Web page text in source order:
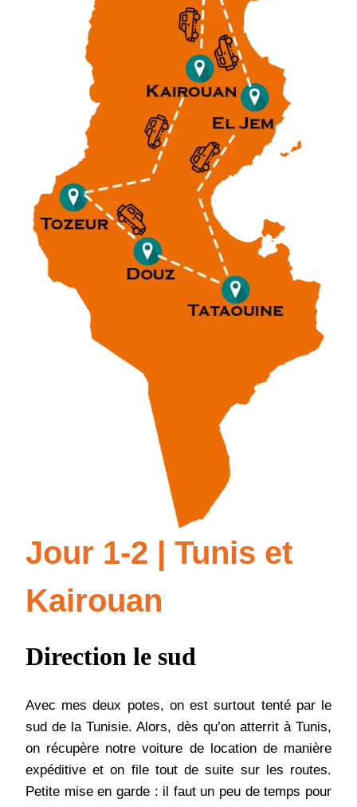
Jour 1-2 | Tunis et
Kairouan
Direction le sud
Avec mes deux potes, on est surtout tenté par le
sud de la Tunisie. Alors, dès qu’on atterrit à Tunis,
on récupère notre voiture de location de manière
expéditive et on file tout de suite sur les routes.
Petite mise en garde : il faut un peu de temps pour